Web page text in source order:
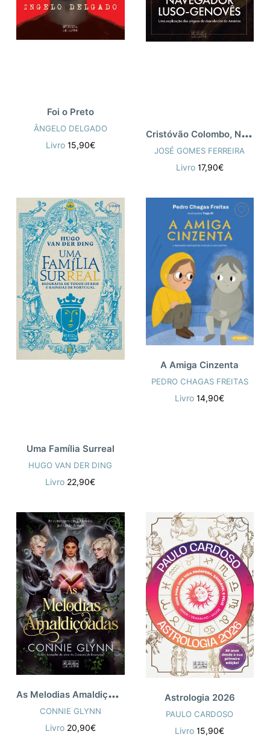
Foi o Preto
ÂNGELO DELGADO
Livro 15,90€
C
ristóvão Colombo, Navegador Luso-Genovê
JOSÉ GOMES FERREIRA
Livro 17,90€
Uma Família Surreal
HUGO VAN DER DING
Livro 22,90€
A Amiga Cinzenta
PEDRO CHAGAS FREITAS
Livro14,90€
A
s Melodias Amaldiçoadas
CONNIE GLYNN
Livro 20,90€
Astrologia 2026
PAULO CARDOSO
Livro15,90€